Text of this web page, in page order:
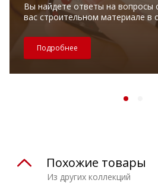
Вы найдете ответы на вопросы
вас строительном материале в
Подробнее
Из других коллекций
Похожие товары